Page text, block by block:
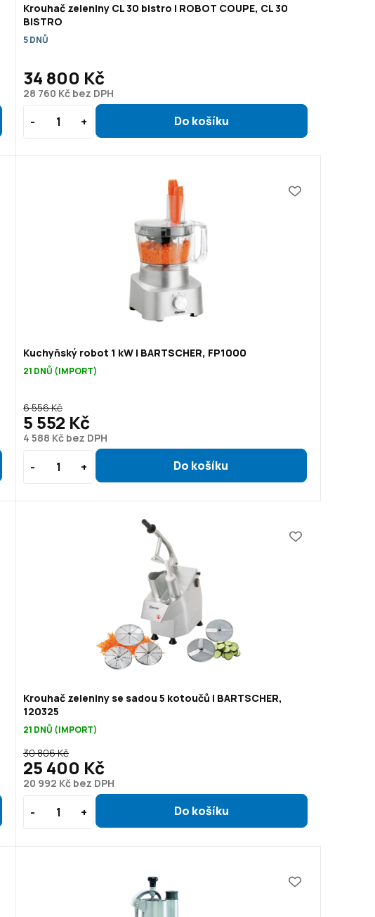
Krouhač zeleniny CL 30 bistro | ROBOT COUPE, CL 30
BISTRO
5 DNŮ
28 760 Kč bez DPH
34 800 Kč
Kuchyňský robot 1 kW | BARTSCHER, FP1000
21 DNŮ (IMPORT)
4 588 Kč bez DPH
6 556 Kč
5 552 Kč
Krouhač zeleniny se sadou 5 kotoučů | BARTSCHER,
120325
21 DNŮ (IMPORT)
20 992 Kč bez DPH
30 806 Kč
25 400 Kč